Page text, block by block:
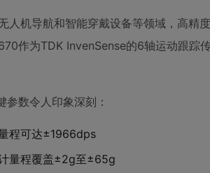
人机导航和智能穿戴设备等领域，高精
作为TDK InvenSense的6轴运动跟踪
数令人印象深刻：
程可达±1966dps
量程覆盖±2g至±65g